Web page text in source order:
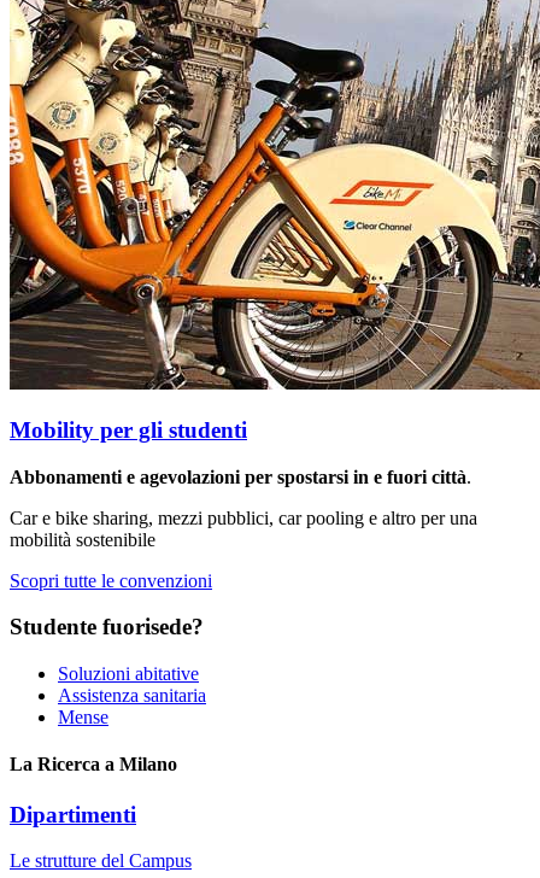
Mobility per gli studenti
Abbonamenti e agevolazioni per spostarsi in e fuori città.
Car e bike sharing, mezzi pubblici, car pooling e altro per una
mobilità sostenibile
Scopri tutte le convenzioni
Studente fuorisede?
Soluzioni abitative
Assistenza sanitaria
Mense
La Ricerca a Milano
Dipartimenti
Le strutture del Campus